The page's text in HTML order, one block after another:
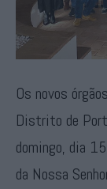
Os novos
Distrito de
domingo, dia
da Nossa